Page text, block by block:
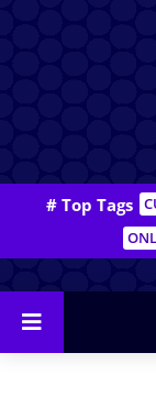
# Top Tags